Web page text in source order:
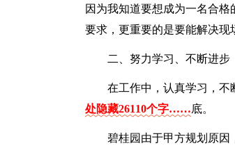
因为我知道要想成为一名合
要求，更重要的是要能解决现
二、努力学习、不断进步
在工作中，认真学习，不
处隐藏26110个字……底。
碧桂园由于甲方规划原